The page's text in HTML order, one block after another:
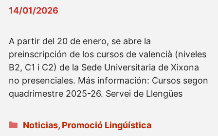
14/01/2026
A partir del 20 de enero, se abre la
preinscripción de los cursos de valencià (niveles
B2, C1 i C2) de la Sede Universitaria de Xixona
no presenciales. Más información: Cursos segon
quadrimestre 2025-26. Servei de Llengües
Categorías
Noticias, Promoció Lingúística